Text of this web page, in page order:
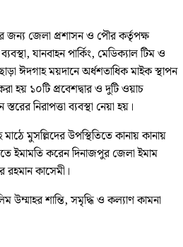
জন্য জেলা প্রশাসন ও পৌর কর্তৃপক্ষ
যানবাহন পার্কিং, মেডিক্যাল টিম ও
ঈদগাহ ময়দানে অর্ধশতাধিক মাইক স্থাপন
হয় ১০টি প্রবেশদ্বার ও দুটি ওয়াচ
নিরাপত্তা ব্যবস্থা নেয়া হয়।
মুসল্লিদের উপস্থিতিতে কানায় কানায়
ইমামতি করেন দিনাজপুর জেলা ইমাম
রহমান কাসেমী।
শান্তি, সমৃদ্ধি ও কল্যাণ কামনা